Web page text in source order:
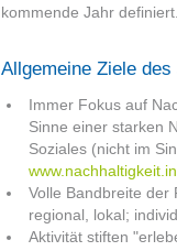
kommende Jahr definiert.
Allgemeine Ziele
Immer Fokus auf
Sinne einer starken
Soziales (nicht im
Volle Bandbreite der
regional, lokal;
Aktivität stiften